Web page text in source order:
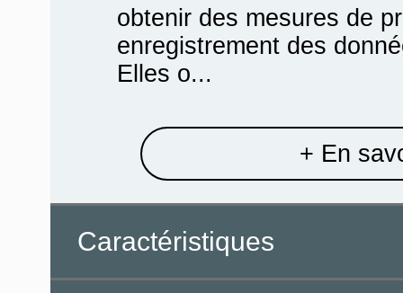
obtenir des mesures de
enregistrement des
Elles o...
+ En
Caractéristiques